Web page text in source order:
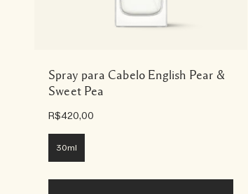
Spray para Cabelo English Pear &
Sweet Pea
R$420,00
30ml